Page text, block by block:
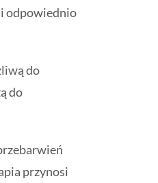
i odpowiednio
do
do
przynosi